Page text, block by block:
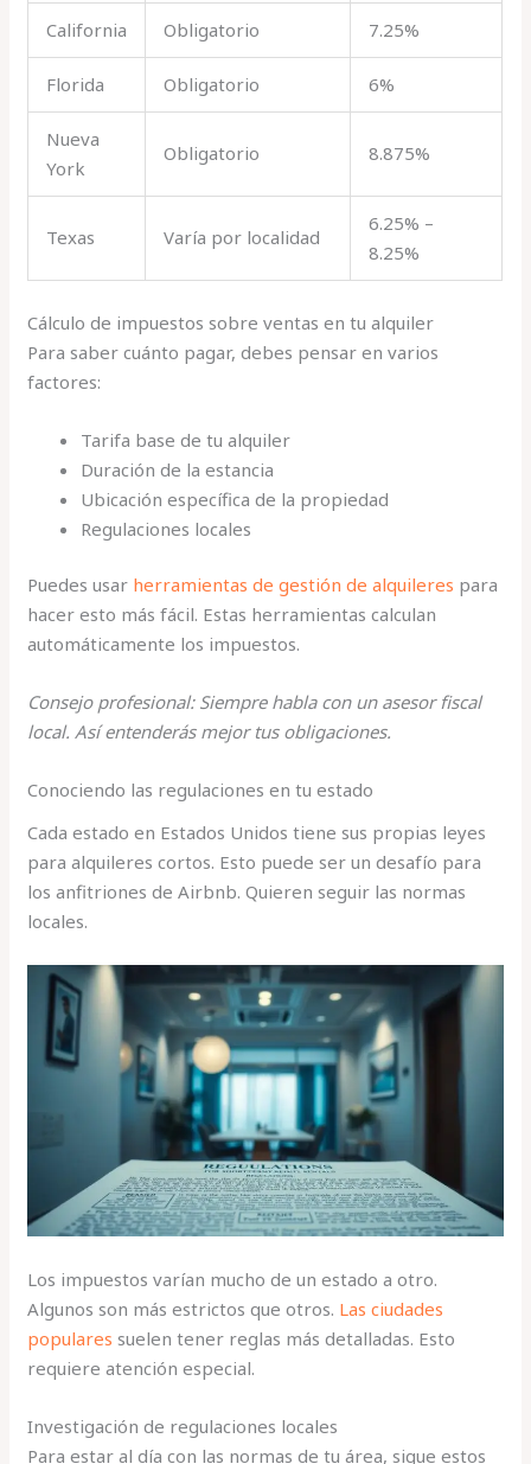
California Obligatorio 7.25%
Florida Obligatorio 6%
Nueva
York
Obligatorio 8.875%
Texas Varía por localidad
6.25% –
8.25%
Cálculo de impuestos sobre ventas en tu alquiler
Para saber cuánto pagar, debes pensar en varios
factores:
Tarifa base de tu alquiler
Duración de la estancia
Ubicación específica de la propiedad
Regulaciones locales
Puedes usar herramientas de gestión de alquileres para
hacer esto más fácil. Estas herramientas calculan
automáticamente los impuestos.
Consejo profesional: Siempre habla con un asesor fiscal
local. Así entenderás mejor tus obligaciones.
Conociendo las regulaciones en tu estado
Cada estado en Estados Unidos tiene sus propias leyes
para alquileres cortos. Esto puede ser un desafío para
los anfitriones de Airbnb. Quieren seguir las normas
locales.
Los impuestos varían mucho de un estado a otro.
Algunos son más estrictos que otros. Las ciudades
populares suelen tener reglas más detalladas. Esto
requiere atención especial.
Investigación de regulaciones locales
Para estar al día con las normas de tu área, sigue estos